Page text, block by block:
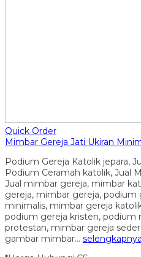
Quick Order
Mimbar Gereja Jati Ukiran
Podium Gereja Katolik jepara,
Podium Ceramah katolik, Jual
Jual mimbar gereja, mimbar
gereja, mimbar gereja, podium
minimalis, mimbar gereja
podium gereja kristen, podium
protestan, mimbar gereja
gambar mimbar… selengkapnya